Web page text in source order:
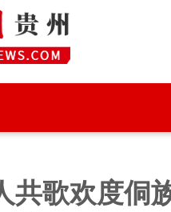
共歌欢度侗